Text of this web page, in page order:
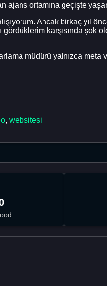
ajans ortamına geçişte
Ancak birkaç yıl
gördüklerim karşısında
müdürü yalnızca
, websitesi